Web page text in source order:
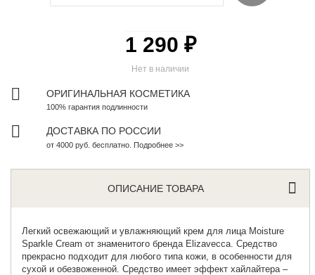
Нет в наличии
1 290 ₽
ОРИГИНАЛЬНАЯ КОСМЕТИКА
100% гарантия подлинности
ДОСТАВКА ПО РОССИИ
от 4000 руб. бесплатно. Подробнее >>
ОПИСАНИЕ ТОВАРА
Легкий освежающий и увлажняющий крем для лица Moisture
Sparkle Cream от знаменитого бренда Elizavecca. Средство
прекрасно подходит для любого типа кожи, в особенности для
сухой и обезвоженной. Средство имеет эффект хайлайтера –